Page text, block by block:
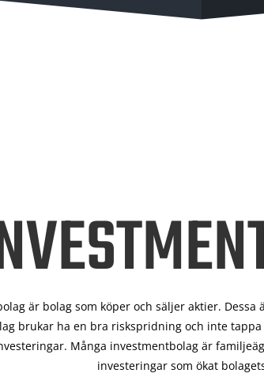
är bolag som köper och säljer aktier. Dessa
brukar ha en bra riskspridning och inte tappa
Många investmentbolag är
investeringar som ökat